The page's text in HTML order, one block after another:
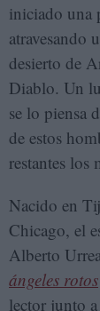
iniciado una
atravesando
desierto de
Diablo. Un
se lo piensa
de estos
restantes los
Nacido en
Chicago, el
Alberto
ángeles rotos
lector junto